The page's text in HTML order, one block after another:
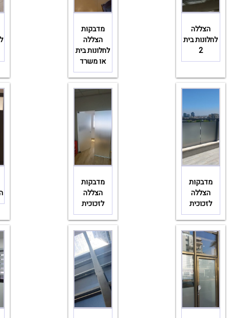
הצללה
לחלונות בית
2
מדבקות
הצללה
לחלונות בית
או משרד
מדבקות
הצללה
לזכוכית
מדבקות
הצללה
לזכוכית